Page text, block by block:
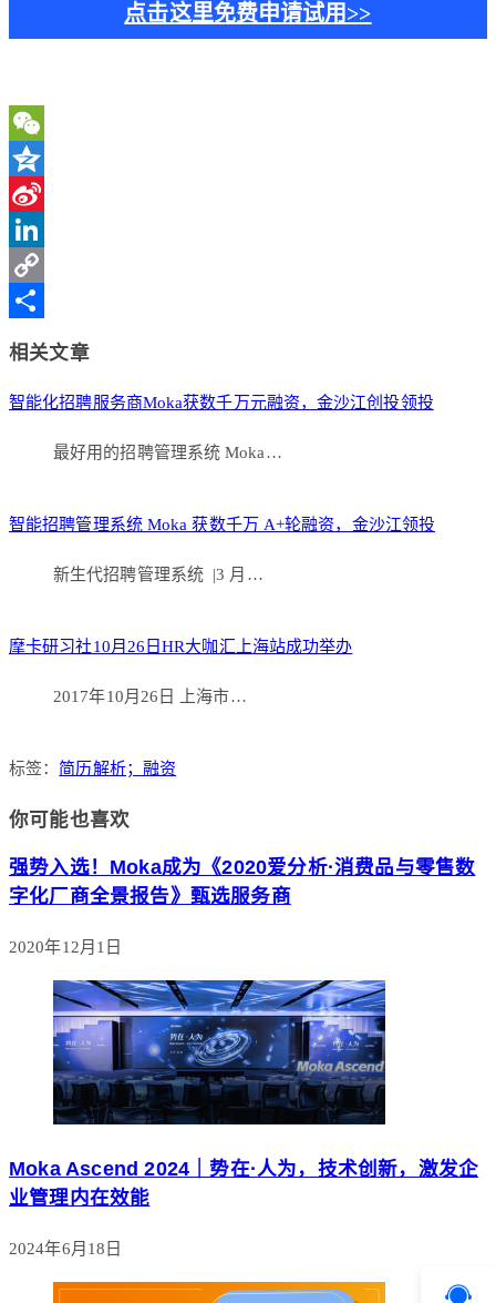
点击这里免费申请试用>>
WeChat
Qzone
Sina
Weibo
LinkedIn
Copy
相关文章
智能化招聘服务商Moka获数千万元融资，金沙江创投领投
最好用的招聘管理系统 Moka…
智能招聘管理系统 Moka 获数千万 A+轮融资，金沙江领投
新生代招聘管理系统 |3 月…
摩卡研习社10月26日HR大咖汇上海站成功举办
2017年10月26日 上海市…
标签： 简历解析；融资
你可能也喜欢
强势入选！Moka成为《2020爱分析·消费品与零售数
字化厂商全景报告》甄选服务商
2020年12月1日
Moka Ascend 2024｜势在·人为，技术创新，激发企
业管理内在效能
2024年6月18日